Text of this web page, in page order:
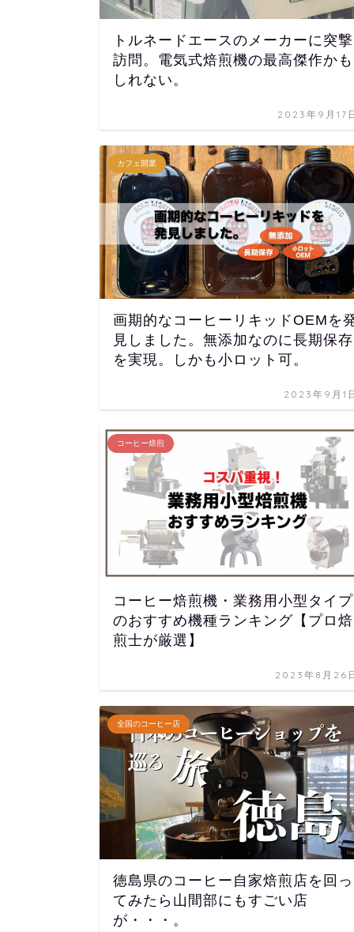
トルネードエースのメーカーに突撃
訪問。電気式焙煎機の最高傑作かも
しれない。
2023年9月17
カフェ開業
画期的なコーヒーリキッドOEMを
見しました。無添加なのに長期保存
を実現。しかも小ロット可。
2023年9月1
コーヒー焙煎
コーヒー焙煎機・業務用小型タイプ
のおすすめ機種ランキング【プロ焙
煎士が厳選】
2023年8月26
全国のコーヒー店
徳島県のコーヒー自家焙煎店を回っ
てみたら山間部にもすごい店
が・・・。